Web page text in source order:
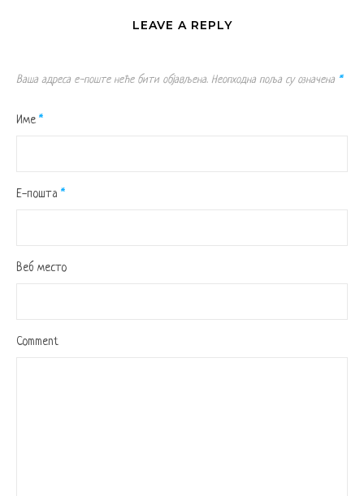
LEAVE A REPLY
Ваша адреса е-поште неће бити објављена. Неопходна поља су означена *
Име *
Е-пошта *
Веб место
Comment